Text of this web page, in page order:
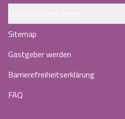
Sitemap
Gastgeber werden
Barrierefreiheitserklärung
FAQ